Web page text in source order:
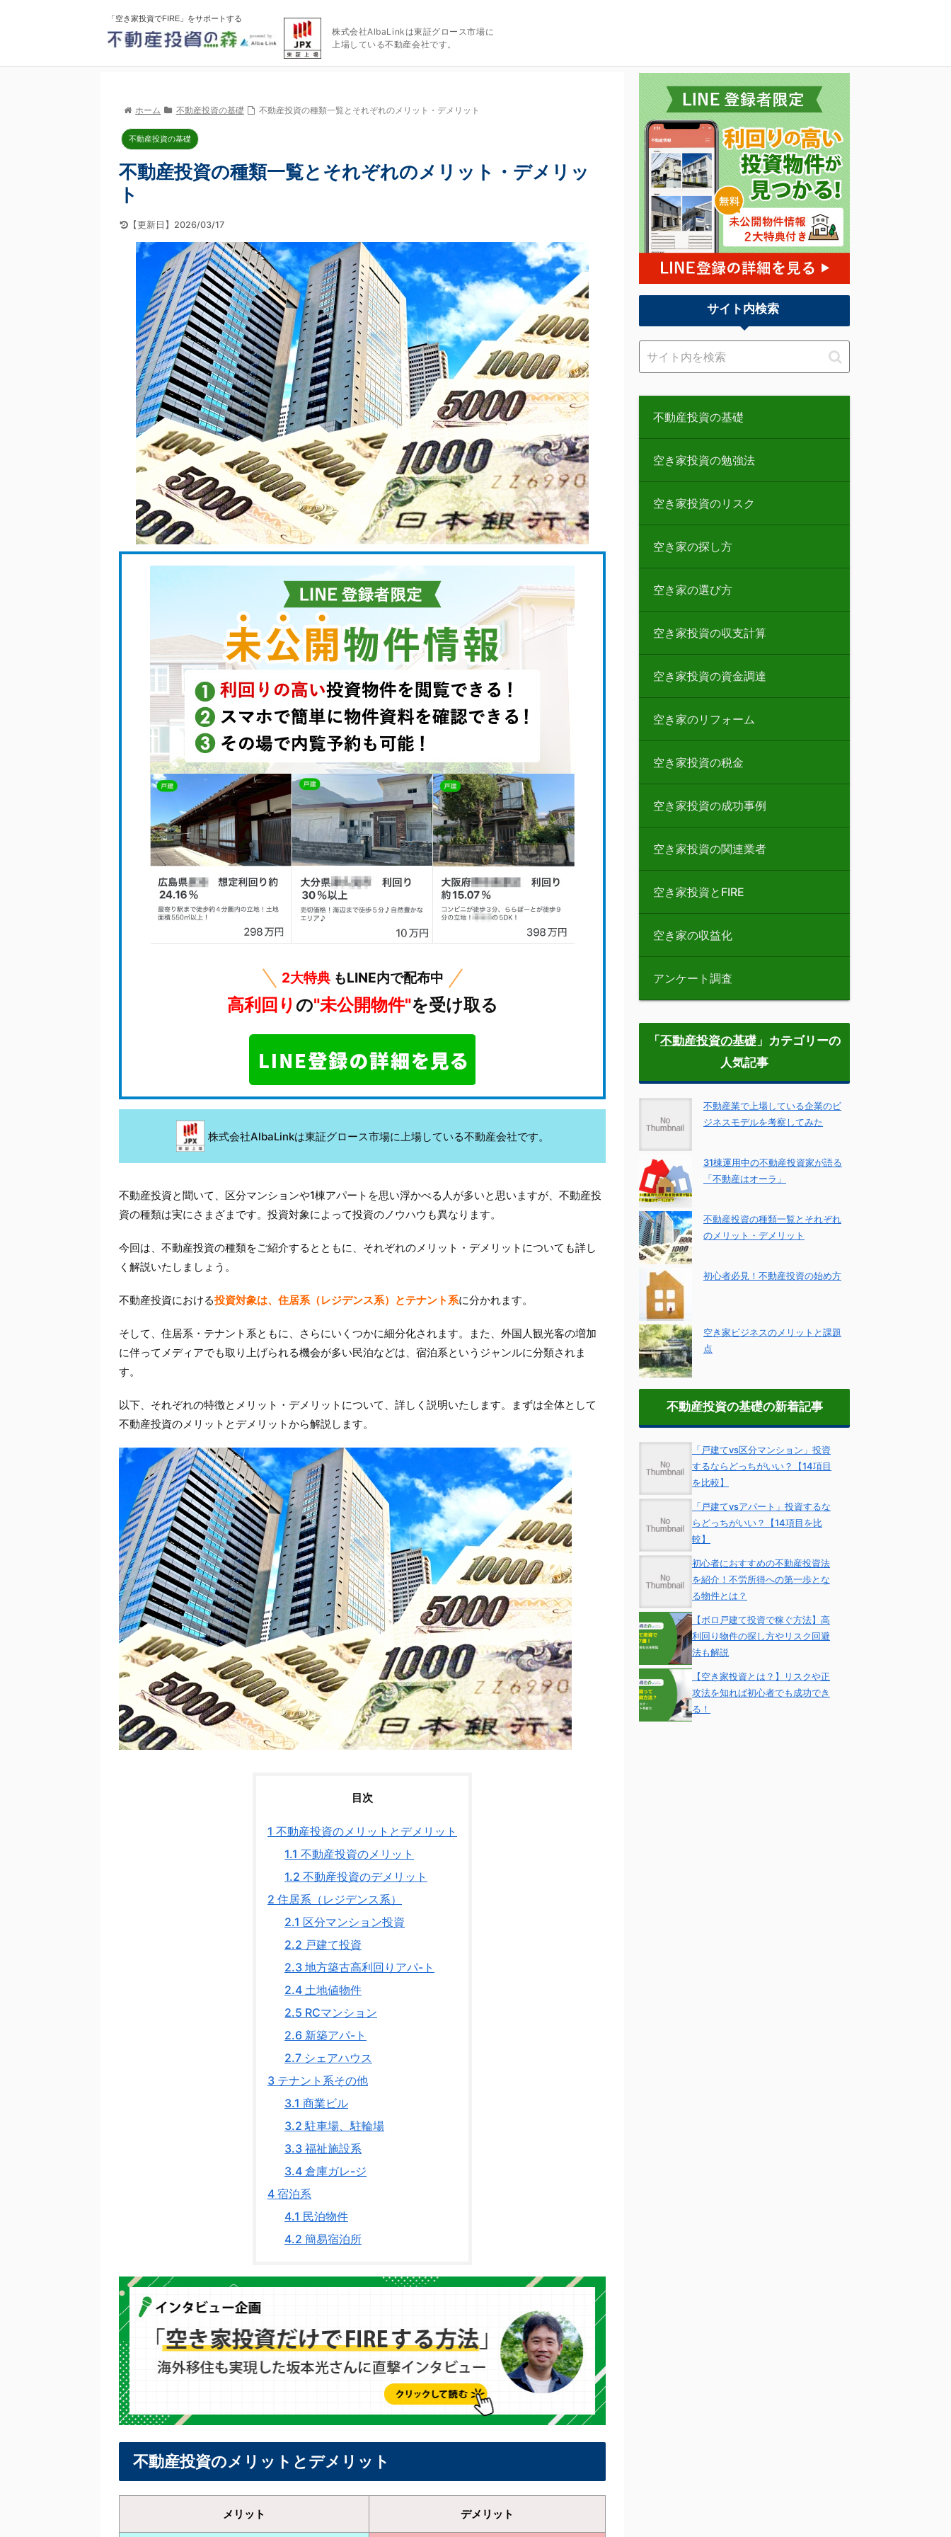
「空き家投資でFIRE」をサポートする
株式会社AlbaLinkは東証グロース市場に
上場している不動産会社です。
ホーム 不動産投資の基礎 不動産投資の種類一覧とそれぞれのメリット・デメリット
不動産投資の基礎
不動産投資の種類一覧とそれぞれのメリット・デメリッ
ト
【更新日】2026/03/17
2大特典もLINE内で配布中
高利回り の"未公開物件"を受け取る
株式会社AlbaLinkは東証グロース市場に上場している不動産会社です。
不動産投資と聞いて、区分マンションや1棟アパートを思い浮かべる人が多いと思いますが、不動産投
資の種類は実にさまざまです。投資対象によって投資のノウハウも異なります。
今回は、不動産投資の種類をご紹介するとともに、それぞれのメリット・デメリットについても詳し
く解説いたしましょう。
不動産投資における投資対象は、住居系（レジデンス系）とテナント系に分かれます。
そして、住居系・テナント系ともに、さらにいくつかに細分化されます。また、外国人観光客の増加
に伴ってメディアでも取り上げられる機会が多い民泊などは、宿泊系というジャンルに分類されま
す。
以下、それぞれの特徴とメリット・デメリットについて、詳しく説明いたします。まずは全体として
不動産投資のメリットとデメリットから解説します。
目次
1 不動産投資のメリットとデメリット
1.1 不動産投資のメリット
1.2 不動産投資のデメリット
2 住居系（レジデンス系）
2.1 区分マンション投資
2.2 戸建て投資
2.3 地方築古高利回りアパ-ト
2.4 土地値物件
2.5 RCマンション
2.6 新築アパ-ト
2.7 シェアハウス
3 テナント系その他
3.1 商業ビル
3.2 駐車場、駐輪場
3.3 福祉施設系
3.4 倉庫ガレ-ジ
4 宿泊系
4.1 民泊物件
4.2 簡易宿泊所
不動産投資のメリットとデメリット
メリット デメリット
サイト内検索
不動産投資の基礎
空き家投資の勉強法
空き家投資のリスク
空き家の探し方
空き家の選び方
空き家投資の収支計算
空き家投資の資金調達
空き家のリフォーム
空き家投資の税金
空き家投資の成功事例
空き家投資の関連業者
空き家投資とFIRE
空き家の収益化
アンケート調査
「不動産投資の基礎 」カテゴリーの
人気記事
不動産業で上場している企業のビ
ジネスモデルを考察してみた
31棟運用中の不動産投資家が語る
「不動産はオーラ」
不動産投資の種類一覧とそれぞれ
のメリット・デメリット
初心者必見！不動産投資の始め方
空き家ビジネスのメリットと課題
点
不動産投資の基礎の新着記事
「戸建てvs区分マンション」投資
するならどっちがいい？【14項目
を比較】
「戸建てvsアパート」投資するな
らどっちがいい？【14項目を比
較】
初心者におすすめの不動産投資法
を紹介！不労所得への第一歩とな
る物件とは？
【ボロ戸建て投資で稼ぐ方法】高
利回り物件の探し方やリスク回避
法も解説
【空き家投資とは？】リスクや正
攻法を知れば初心者でも成功でき
る！